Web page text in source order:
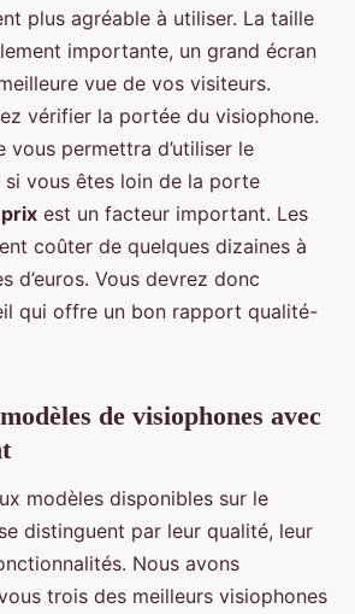
plus agréable à utiliser. La taille
importante, un grand écran
vue de vos visiteurs.
vérifier la portée du visiophone.
vous permettra d’utiliser le
si vous êtes loin de la porte
prix est un facteur important. Les
coûter de quelques dizaines à
d’euros. Vous devrez donc
qui offre un bon rapport qualité-
de visiophones avec
modèles disponibles sur le
distinguent par leur qualité, leur
Nous avons
trois des meilleurs visiophones